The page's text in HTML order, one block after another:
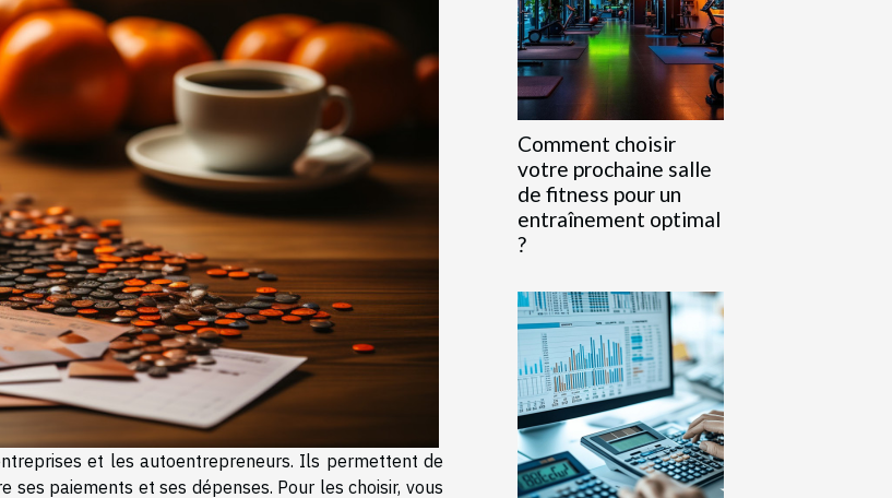
et les autoentrepreneurs. Ils permettent de
paiements et ses dépenses. Pour les choisir, vous
Comment choisir
votre prochaine salle
de fitness pour un
entraînement optimal
?